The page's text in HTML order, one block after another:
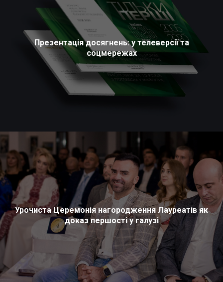
Презентація досягнень: у телеверсії та
соцмережах
Урочиста Церемонія нагородження Лауреатів як
доказ першості у галузі